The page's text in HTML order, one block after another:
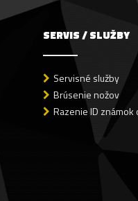
SERVIS / SLUŽBY
Servisné služby
Brúsenie nožov
Razenie ID známok